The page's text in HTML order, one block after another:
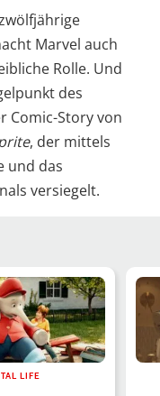
Marvel auch
Rolle. Und
des
Comic-Story von
, der mittels
und das
versiegelt.
LIFE